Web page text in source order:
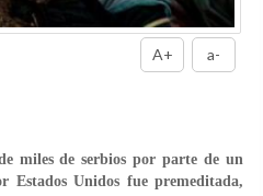
A+ a-
miles de serbios por parte de un
Estados Unidos fue premeditada,